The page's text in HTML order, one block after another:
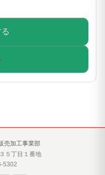
売加工事業部
５丁目１番地
5302